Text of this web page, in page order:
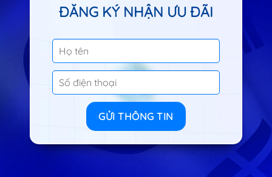
ĐĂNG KÝ NHẬN ƯU ĐÃI
GỬI THÔNG TIN